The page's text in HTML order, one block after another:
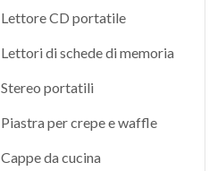
Lettore CD portatile
Lettori di schede di memoria
Stereo portatili
Piastra per crepe e waffle
Cappe da cucina